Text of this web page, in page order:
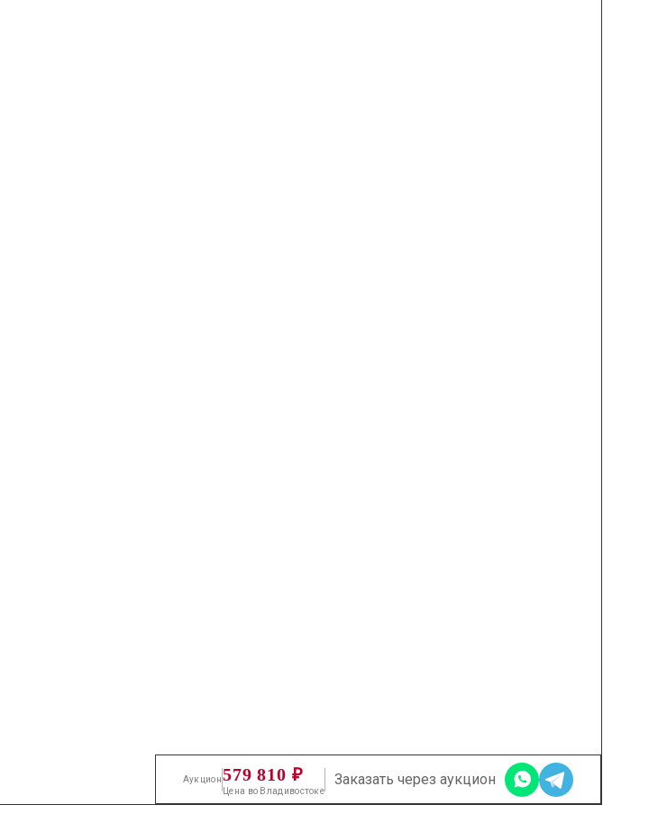
Аукцион579 810 ₽
Цена во Владивостоке
Заказать через аукцион